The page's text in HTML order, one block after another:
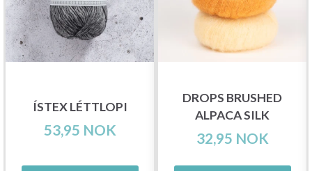
ÍSTEX LÉTTLOPI
53,95 NOK
DROPS BRUSHED
ALPACA SILK
32,95 NOK